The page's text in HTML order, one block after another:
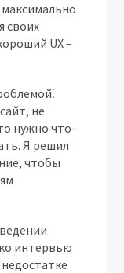
максимально
своих
UX –
не
нужно что-
Я решил
чтобы
интервью